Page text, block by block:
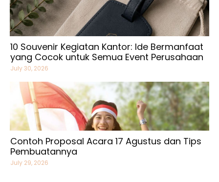
10 Souvenir Kegiatan Kantor: Ide Bermanfaat
yang Cocok untuk Semua Event Perusahaan
July 30, 2026
Contoh Proposal Acara 17 Agustus dan Tips
Pembuatannya
July 29, 2026